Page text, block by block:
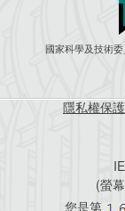
國家科學及技術
隱私權保
(螢
您是第